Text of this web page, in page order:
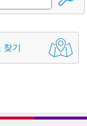
찾기